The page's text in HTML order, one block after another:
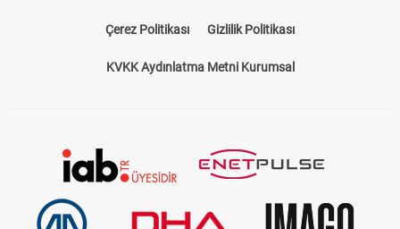
Çerez Politikası Gizlilik Politikası
KVKK Aydınlatma Metni Kurumsal